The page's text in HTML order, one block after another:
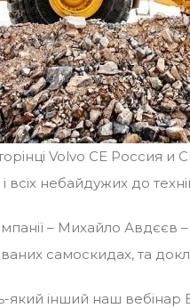
Volvo CE Россия
всіх небайдужих до
– Михайло Авдєєв
самоскидах, та
який інший наш